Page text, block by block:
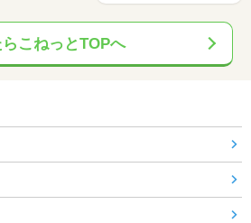
こねっとTOPへ